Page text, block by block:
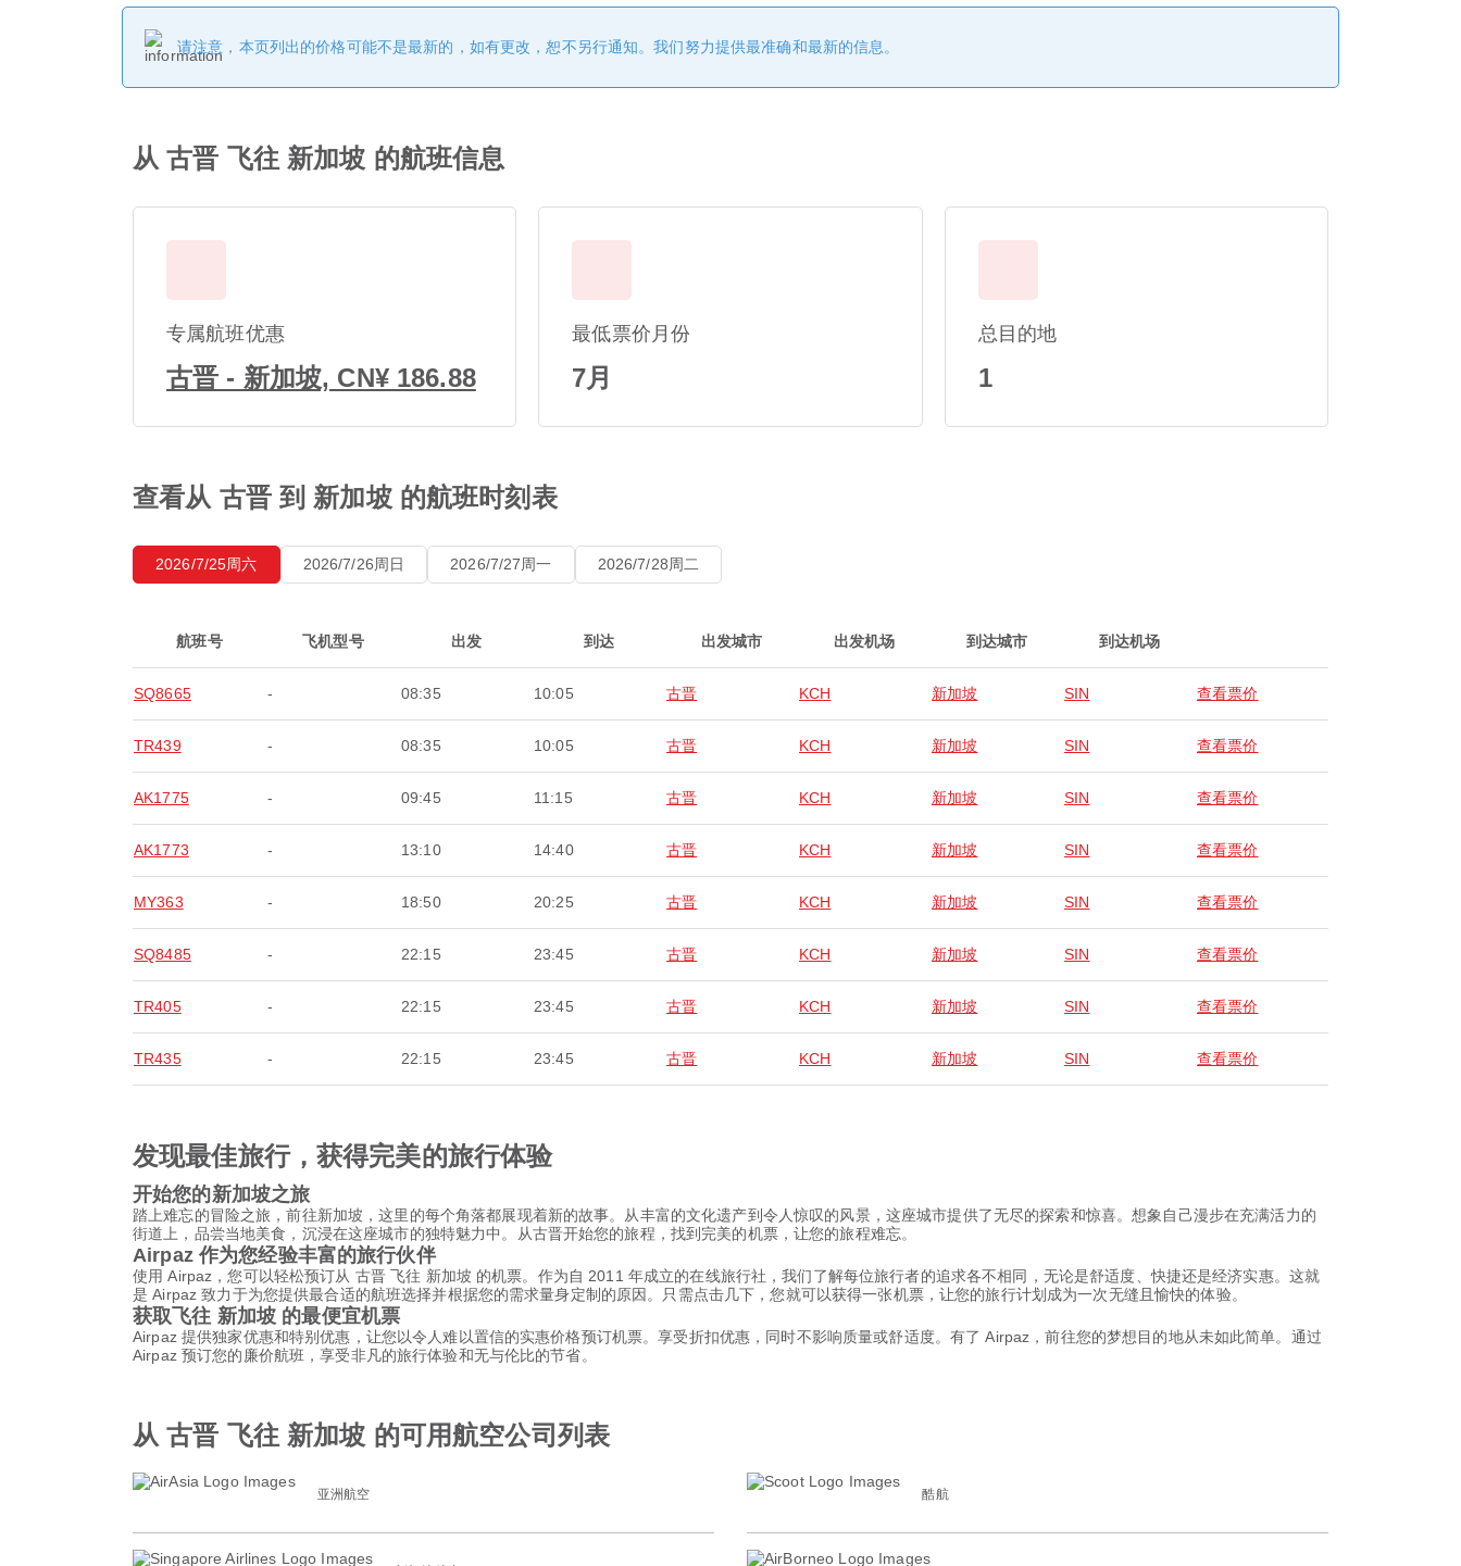
请注意，本页列出的价格可能不是最新的，如有更改，恕不另行通知。我们努力提供最准确和最新的信息。
从 古晋 飞往 新加坡 的航班信息
专属航班优惠
古晋 - 新加坡, CN¥ 186.88
最低票价月份
7月
总目的地
1
查看从 古晋 到 新加坡 的航班时刻表
2026/7/25周六 2026/7/26周日 2026/7/27周一 2026/7/28周二
航班号 飞机型号 出发 到达 出发城市 出发机场 到达城市 到达机场
SQ8665 - 08:35 10:05 古晋 KCH 新加坡 SIN 查看票价
TR439 - 08:35 10:05 古晋 KCH 新加坡 SIN 查看票价
AK1775 - 09:45 11:15 古晋 KCH 新加坡 SIN 查看票价
AK1773 - 13:10 14:40 古晋 KCH 新加坡 SIN 查看票价
MY363 - 18:50 20:25 古晋 KCH 新加坡 SIN 查看票价
SQ8485 - 22:15 23:45 古晋 KCH 新加坡 SIN 查看票价
TR405 - 22:15 23:45 古晋 KCH 新加坡 SIN 查看票价
TR435 - 22:15 23:45 古晋 KCH 新加坡 SIN 查看票价
发现最佳旅行，获得完美的旅行体验
开始您的新加坡之旅
踏上难忘的冒险之旅，前往新加坡，这里的每个角落都展现着新的故事。从丰富的文化遗产到令人惊叹的风景，这座城市提供了无尽的探索和惊喜。想象自己漫步在充满活力的
街道上，品尝当地美食，沉浸在这座城市的独特魅力中。从古晋开始您的旅程，找到完美的机票，让您的旅程难忘。
Airpaz 作为您经验丰富的旅行伙伴
使用 Airpaz，您可以轻松预订从 古晋 飞往 新加坡 的机票。作为自 2011 年成立的在线旅行社，我们了解每位旅行者的追求各不相同，无论是舒适度、快捷还是经济实惠。这就
是 Airpaz 致力于为您提供最合适的航班选择并根据您的需求量身定制的原因。只需点击几下，您就可以获得一张机票，让您的旅行计划成为一次无缝且愉快的体验。
获取飞往 新加坡 的最便宜机票
Airpaz 提供独家优惠和特别优惠，让您以令人难以置信的实惠价格预订机票。享受折扣优惠，同时不影响质量或舒适度。有了 Airpaz，前往您的梦想目的地从未如此简单。通过
Airpaz 预订您的廉价航班，享受非凡的旅行体验和无与伦比的节省。
从 古晋 飞往 新加坡 的可用航空公司列表
亚洲航空 酷航